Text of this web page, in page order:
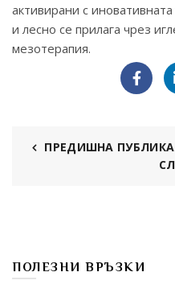
активирани с
и лесно се прилага чрез
мезотерапия.
ПРЕДИШНА
ПОЛЕЗНИ ВРЪЗКИ